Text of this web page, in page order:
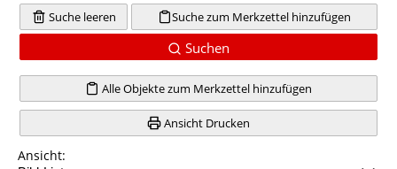
Suche leeren Suche zum Merkzettel hinzufügen
Suchen
Alle Objekte zum Merkzettel hinzufügen
Ansicht Drucken
Ansicht: